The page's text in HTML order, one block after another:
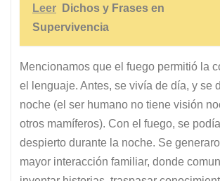
Leer
Dichos y Frases en
Supervivencia
Mencionamos que el fuego permitió la
el lenguaje. Antes, se vivía de día, y se
noche (el ser humano no tiene visión
otros mamíferos). Con el fuego, se
despierto durante la noche. Se
mayor interacción familiar, donde